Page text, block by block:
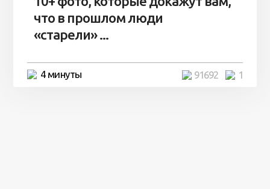
что в прошлом люди
«старели» ...
4 минуты 1
91692